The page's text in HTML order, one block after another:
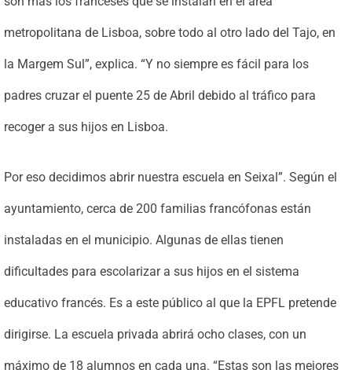
metropolitana de Lisboa, sobre todo al otro lado del Tajo, en
la Margem Sul”, explica. “Y no siempre es fácil para los
padres cruzar el puente 25 de Abril debido al tráfico para
recoger a sus hijos en Lisboa.
Por eso decidimos abrir nuestra escuela en Seixal”. Según el
ayuntamiento, cerca de 200 familias francófonas están
instaladas en el municipio. Algunas de ellas tienen
dificultades para escolarizar a sus hijos en el sistema
educativo francés. Es a este público al que la EPFL pretende
dirigirse. La escuela privada abrirá ocho clases, con un
máximo de 18 alumnos en cada una. “Estas son las mejores